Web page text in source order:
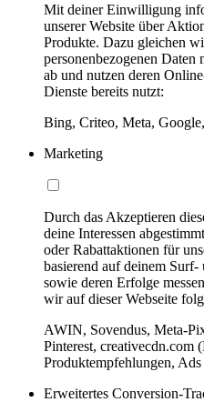
Mit deiner Einwilligung
unserer Website über
Produkte. Dazu gleichen
personenbezogenen
ab und nutzen deren
Dienste bereits nutzt:
Bing, Criteo, Meta,
Marketing
Durch das Akzeptieren
deine Interessen
oder Rabattaktionen für
basierend auf deinem
sowie deren Erfolge
wir auf dieser Webseite
AWIN, Sovendus, Meta-
Pinterest, creativecdn.com
Produktempfehlungen,
Erweitertes Conversion-